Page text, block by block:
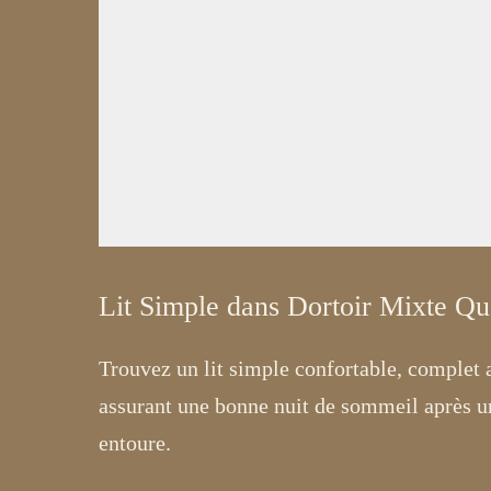
Lit Simple dans Dortoir Mixte
Trouvez un lit simple confortable, complet
assurant une bonne nuit de sommeil après
entoure.